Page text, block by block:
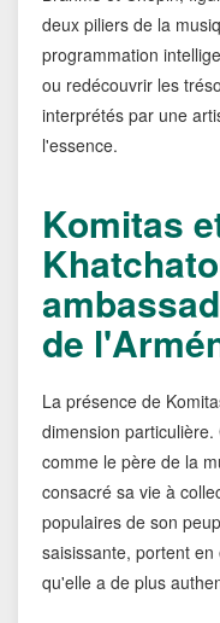
deux piliers de la
programmation
ou redécouvrir les
interprétés par une
l'essence.
Komitas
de
La présence de
dimension
comme le père de la
consacré sa vie à
populaires de son
saisissante, portent
qu'elle a de plus